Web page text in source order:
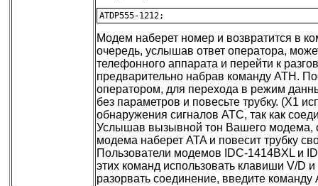
Модем наберет номер и возвратится в
очередь, услышав ответ оператора,
телефонного аппарата и перейти к
предварительно набрав команду ATH.
оператором, для перехода в режим
без параметров и повесьте трубку. (X1
обнаружения сигналов АТС, так как
Услышав вызывной тон Вашего модема,
модема наберет ATA и повесит трубку
Пользователи модемов IDC-1414BXL и
этих команд использовать клавиши V/D
разорвать соединение, введите команду